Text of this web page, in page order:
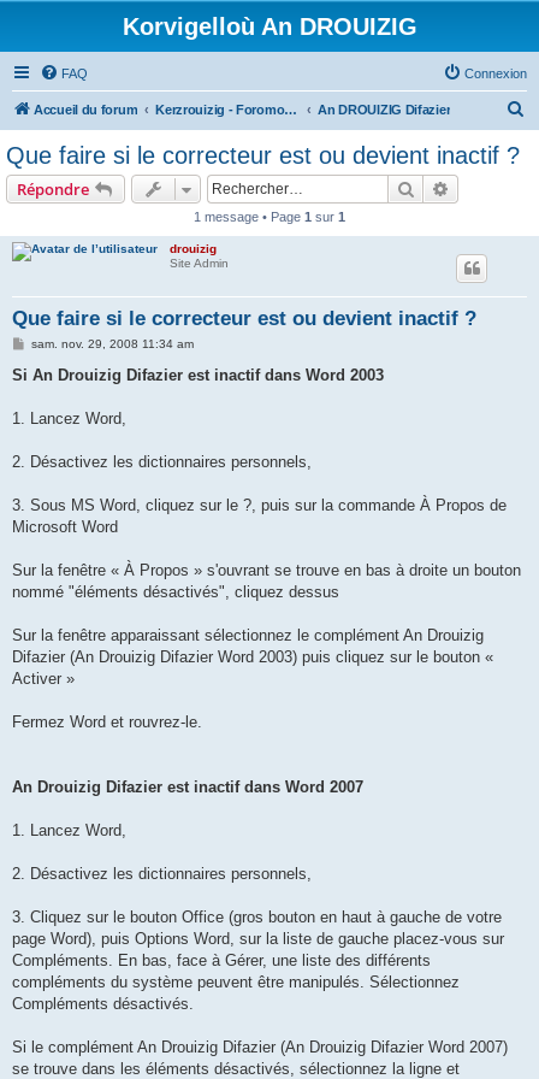
Korvigelloù An DROUIZIG
FAQ Connexion
Accueil du forum Kerzrouizig - Foromoù An Drouizig An DROUIZIG Difazier
Que faire si le correcteur est ou devient inactif ?
Répondre Rechercher
1 message • Page 1 sur 1
drouizig
Site Admin
Que faire si le correcteur est ou devient inactif ?
M
s
g
sam. nov. 29, 2008 11:34 am
Si An Drouizig Difazier est inactif dans Word 2003
1. Lancez Word,
2. Désactivez les dictionnaires personnels,
3. Sous MS Word, cliquez sur le ?, puis sur la commande À Propos de
Microsoft Word
Sur la fenêtre « À Propos » s'ouvrant se trouve en bas à droite un bouton
nommé "éléments désactivés", cliquez dessus
Sur la fenêtre apparaissant sélectionnez le complément An Drouizig
Difazier (An Drouizig Difazier Word 2003) puis cliquez sur le bouton «
Activer »
Fermez Word et rouvrez-le.
An Drouizig Difazier est inactif dans Word 2007
1. Lancez Word,
2. Désactivez les dictionnaires personnels,
3. Cliquez sur le bouton Office (gros bouton en haut à gauche de votre
page Word), puis Options Word, sur la liste de gauche placez-vous sur
Compléments. En bas, face à Gérer, une liste des différents
compléments du système peuvent être manipulés. Sélectionnez
Compléments désactivés.
Si le complément An Drouizig Difazier (An Drouizig Difazier Word 2007)
se trouve dans les éléments désactivés, sélectionnez la ligne et